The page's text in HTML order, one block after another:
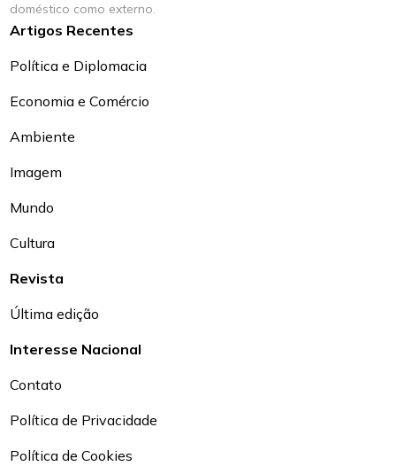
doméstico como externo.
Artigos Recentes
Política e Diplomacia
Economia e Comércio
Ambiente
Imagem
Mundo
Cultura
Revista
Última edição
Interesse Nacional
Contato
Política de Privacidade
Política de Cookies